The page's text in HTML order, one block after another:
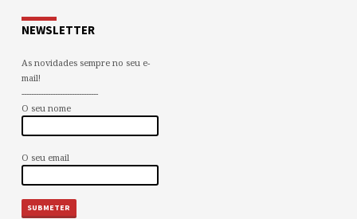
NEWSLETTER
As novidades sempre no seu e-
mail!
--------------------------------
O seu nome
O seu email